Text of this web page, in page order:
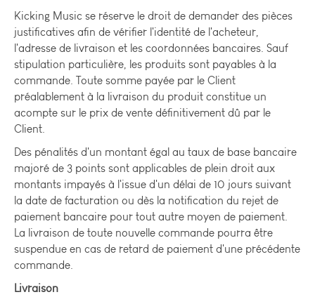
Kicking Music se réserve le droit de demander des pièces
justificatives afin de vérifier l'identité de l'acheteur,
l'adresse de livraison et les coordonnées bancaires. Sauf
stipulation particulière, les produits sont payables à la
commande. Toute somme payée par le Client
préalablement à la livraison du produit constitue un
acompte sur le prix de vente définitivement dû par le
Client.
Des pénalités d'un montant égal au taux de base bancaire
majoré de 3 points sont applicables de plein droit aux
montants impayés à l'issue d'un délai de 10 jours suivant
la date de facturation ou dès la notification du rejet de
paiement bancaire pour tout autre moyen de paiement.
La livraison de toute nouvelle commande pourra être
suspendue en cas de retard de paiement d'une précédente
commande.
Livraison